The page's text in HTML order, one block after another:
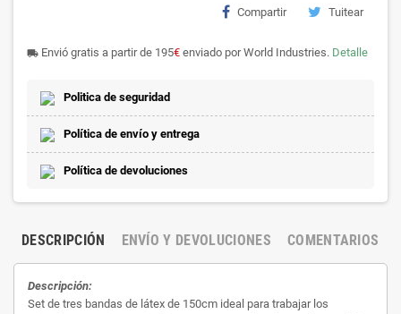
Compartir Tuitear
local_shipping Envió gratis a partir de 195€ enviado por World Industries. Detalle
Politica de seguridad
Política de envío y entrega
Política de devoluciones
DESCRIPCIÓN ENVÍO Y DEVOLUCIONES COMENTARIOS
Descripción:
Set de tres bandas de látex de 150cm ideal para trabajar los